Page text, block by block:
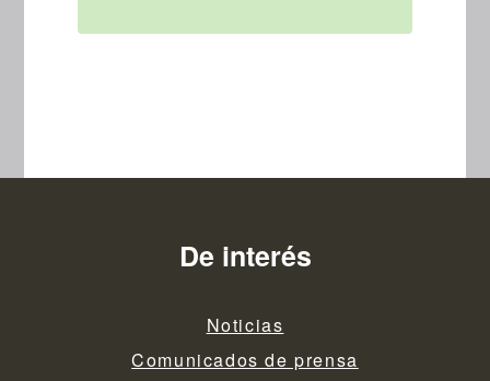
De interés
Noticias
Comunicados de prensa